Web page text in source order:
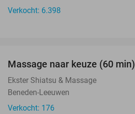
Verkocht: 6.398
Massage naar keuze (60 min)
Ekster Shiatsu & Massage
Beneden-Leeuwen
Verkocht: 176